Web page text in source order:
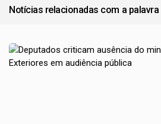
Notícias relacionadas com a palavra